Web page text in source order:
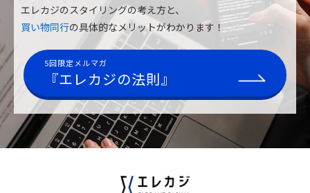
エレカジのスタイリングの考え方と、
買い物同行の具体的なメリットがわかります！
5回限定メルマガ
『エレカジの法則』